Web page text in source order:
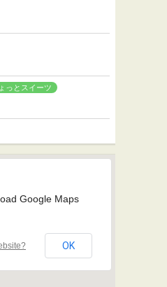
っとスイーツ
Google Maps
OK